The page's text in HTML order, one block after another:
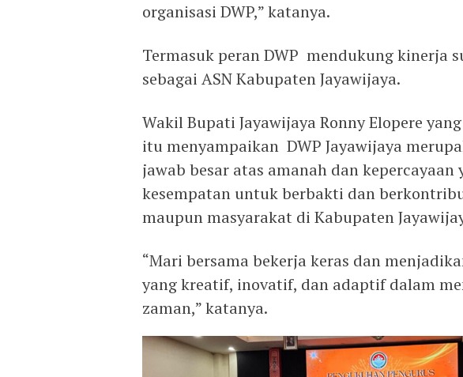
organisasi DWP,” katanya.
Termasuk peran DWP mendukung kinerja
sebagai ASN Kabupaten Jayawijaya.
Wakil Bupati Jayawijaya Ronny Elopere
itu menyampaikan DWP Jayawijaya
jawab besar atas amanah dan
kesempatan untuk berbakti dan
maupun masyarakat di Kabupaten
“Mari bersama bekerja keras dan
yang kreatif, inovatif, dan adaptif dalam
zaman,” katanya.